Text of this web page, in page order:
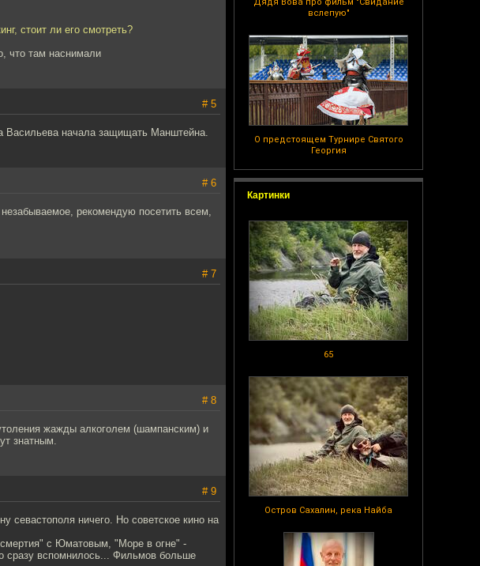
вслепую"
О предстоящем Турнире Святого
Георгия
Картинки
65
Остров Сахалин, река Найба
стоит ли его смотреть?
что там наснимали
# 5
Васильева начала защищать Манштейна.
# 6
рекомендую посетить всем,
# 7
# 8
жажды алкоголем (шампанским) и
знатным.
# 9
севастополя ничего. Но советское кино на
с Юматовым, "Море в огне" -
сразу вспомнилось... Фильмов больше